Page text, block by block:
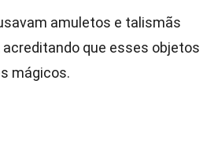
amuletos e talismãs
acreditando que esses objetos
mágicos.